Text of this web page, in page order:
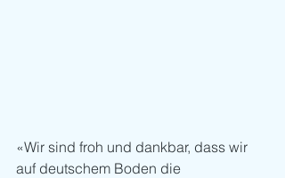
«Wir sind froh und dankbar, dass wir
auf deutschem Boden die